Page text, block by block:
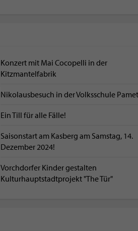
Konzert mit Mai Cocopelli in der
Kitzmantelfabrik
Nikolausbesuch in der Volksschule Pamet
Ein Till für alle Fälle!
Saisonstart am Kasberg am Samstag, 14.
Dezember 2024!
Vorchdorfer Kinder gestalten
Kulturhauptstadtprojekt "The Tür"